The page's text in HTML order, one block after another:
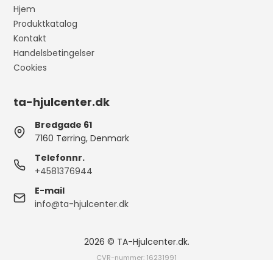
Hjem
Produktkatalog
Kontakt
Handelsbetingelser
Cookies
ta-hjulcenter.dk
Bredgade 61
7160 Tørring, Denmark
Telefonnr.
+4581376944
E-mail
info@ta-hjulcenter.dk
2026 © TA-Hjulcenter.dk.
CVR-nummer: 16231991